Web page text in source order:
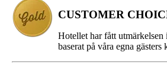
CUSTOMER
Hotellet har fått
baserat på våra egna gästers